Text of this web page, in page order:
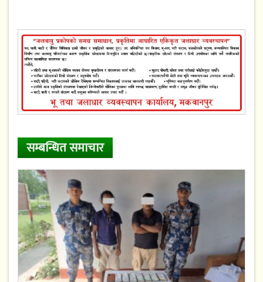
सम्बन्धित समाचार